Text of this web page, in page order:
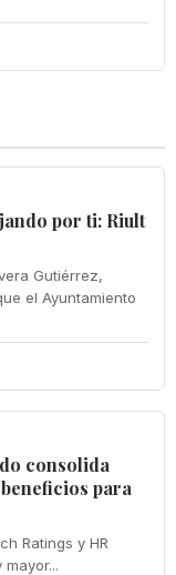
por ti: Riult
Gutiérrez,
el Ayuntamiento
consolida
para
Ratings y HR